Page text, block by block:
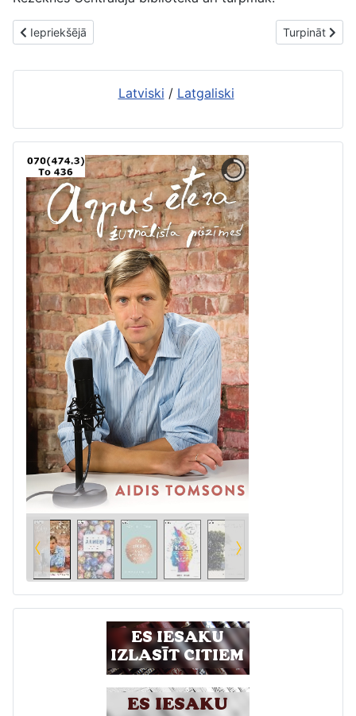
Iepriekšējais raksts: RCB notika tikšanās ar autoru Mareku
Iepriekšējā Nākamais
Turpināt
Latviski / Latgaliski